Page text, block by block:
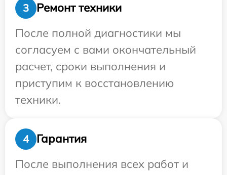
3
Ремонт техники
После полной диагностики мы
согласуем с вами окончательный
расчет, сроки выполнения и
приступим к восстановлению
техники.
4
Гарантия
После выполнения всех работ и